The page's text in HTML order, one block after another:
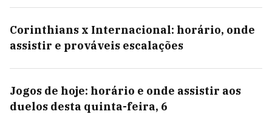
Corinthians x Internacional: horário, onde
assistir e prováveis escalações
Jogos de hoje: horário e onde assistir aos
duelos desta quinta-feira, 6